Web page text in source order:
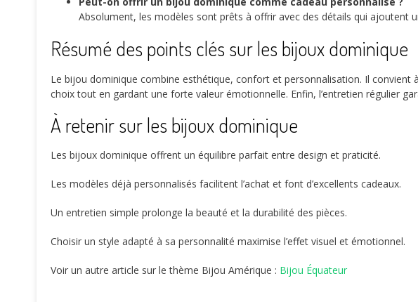
Absolument, les modèles sont prêts à offrir avec des détails qui ajoutent
Résumé des points clés sur les bijoux dominique
Le bijou dominique combine esthétique, confort et personnalisation. Il
choix tout en gardant une forte valeur émotionnelle. Enfin, l’entretien régulier
À retenir sur les bijoux dominique
Les bijoux dominique offrent un équilibre parfait entre design et praticité.
Les modèles déjà personnalisés facilitent l’achat et font d’excellents cadeaux.
Un entretien simple prolonge la beauté et la durabilité des pièces.
Choisir un style adapté à sa personnalité maximise l’effet visuel et émotionnel.
Voir un autre article sur le thème Bijou Amérique : Bijou Équateur